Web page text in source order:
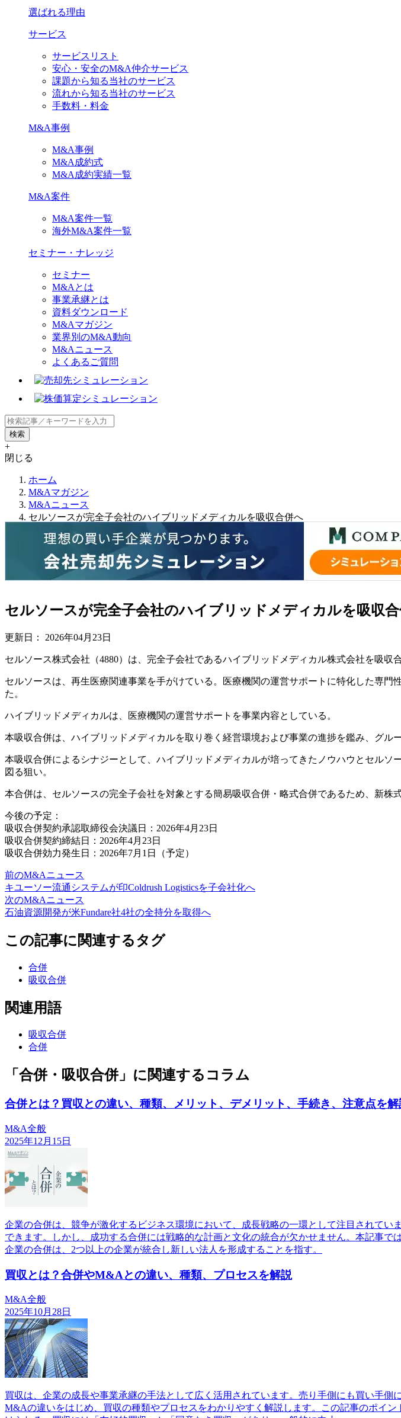
選ばれる理由
サービス
サービスリスト
安心・安全のM&A仲介サービス
課題から知る当社のサービス
流れから知る当社のサービス
手数料・料金
M&A事例
M&A事例
M&A成約式
M&A成約実績一覧
M&A案件
M&A案件一覧
海外M&A案件一覧
セミナー・ナレッジ
セミナー
M&Aとは
事業承継とは
資料ダウンロード
M&Aマガジン
業界別のM&A動向
M&Aニュース
よくあるご質問
+
閉じる
ホーム
M&Aマガジン
M&Aニュース
セルソースが完全子会社のハイブリッドメディカルを吸収合併へ
セルソースが完全子会社のハイブリッドメディカルを吸収
更新日： 2026年04月23日
セルソース株式会社（4880）は、完全子会社であるハイブリッドメディカル株式会社を吸収
セルソースは、再生医療関連事業を手がけている。医療機関の運営サポートに特化した専
た。
ハイブリッドメディカルは、医療機関の運営サポートを事業内容としている。
本吸収合併は、ハイブリッドメディカルを取り巻く経営環境および事業の進捗を鑑み、グル
本吸収合併によるシナジーとして、ハイブリッドメディカルが培ってきたノウハウとセル
図る狙い。
本合併は、セルソースの完全子会社を対象とする簡易吸収合併・略式合併であるため、新株
今後の予定：
吸収合併契約承認取締役会決議日：2026年4月23日
吸収合併契約締結日：2026年4月23日
吸収合併効力発生日：2026年7月1日（予定）
前のM&Aニュース
キユーソー流通システムが印Coldrush Logisticsを子会社化へ
次のM&Aニュース
石油資源開発が米Fundare社4社の全持分を取得へ
この記事に関連するタグ
合併
吸収合併
関連用語
吸収合併
合併
「合併・吸収合併」に関連するコラム
合併とは？買収との違い、種類、メリット、デメリット、手続き、注意点を解
M&A全般
2025年12月15日
企業の合併は、競争が激化するビジネス環境において、成長戦略の一環として注目されて
できます。しかし、成功する合併には戦略的な計画と文化の統合が欠かせません。本記事
企業の合併は、2つ以上の企業が統合し新しい法人を形成することを指す。
買収とは？合併やM&Aとの違い、種類、プロセスを解説
M&A全般
2025年10月28日
買収は、企業の成長や事業承継の手法として広く活用されています。売り手側にも買い手
M&Aの違いをはじめ、買収の種類やプロセスをわかりやすく解説します。この記事のポイ